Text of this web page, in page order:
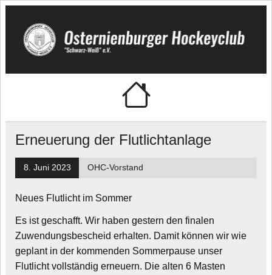
Skip
content
Osternienburger
Hockeyclub
Erneuerung der Flutlichtanlage
8. Juni 2023 OHC-Vorstand
Neues Flutlicht im Sommer
Es ist geschafft. Wir haben gestern den finalen
Zuwendungsbescheid erhalten. Damit können wir wie
geplant in der kommenden Sommerpause unser
Flutlicht vollständig erneuern. Die alten 6 Masten